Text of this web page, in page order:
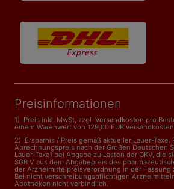
Preisinformationen
1) Preis inkl. MwSt, zzgl. Versandkosten pro
einem Warenwert von 129,00 EUR
2) Ersparnis / Preis gemäß aktueller Lauer-Taxe.
Abrechnungspreis nach der Großen Deutschen
Lauer-Taxe) bei Abgabe zu Lasten der GKV, die
SGB V aus dem Abgabepreis des
der Arzneimittelpreisverordnung in der Fassung
Bei nicht verschreibungspflichtigen
Apotheken nicht verbindlich.